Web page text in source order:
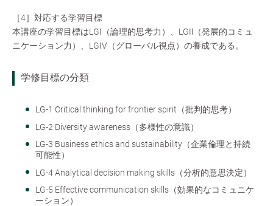
［4］対応する学習目標
本講座の学習目標はLGⅠ（論理的思考力）、LGⅡ（発展的コミュ
ニケーション力）、LGⅣ（グローバル視点）の養成である。
学修目標の分類
LG-1 Critical thinking for frontier spirit（批判的思考）
LG-2 Diversity awareness（多様性の意識）
LG-3 Business ethics and sustainability（企業倫理と持続
可能性）
LG-4 Analytical decision making skills（分析的意思決定）
LG-5 Effective communication skills（効果的なコミュニケ
ーション）